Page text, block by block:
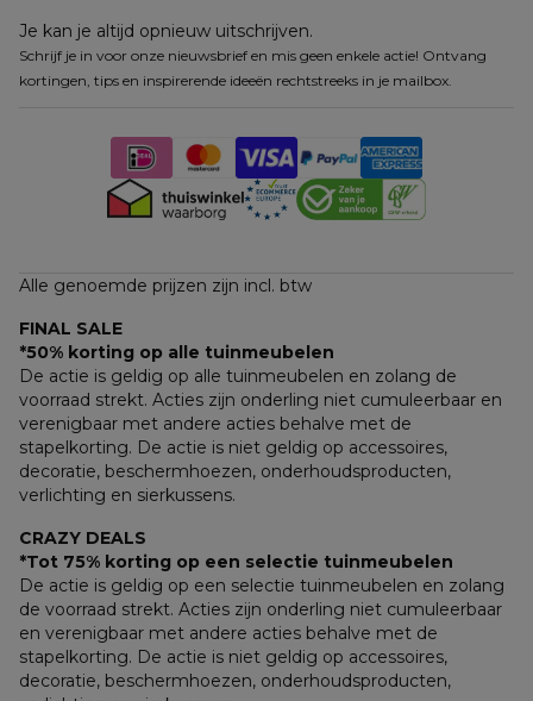
Je kan je altijd opnieuw uitschrijven.
Schrijf je in voor onze nieuwsbrief en mis geen enkele actie! Ontvang
kortingen, tips en inspirerende ideeën rechtstreeks in je mailbox.
Alle genoemde prijzen zijn incl. btw
FINAL SALE
*50% korting op alle tuinmeubelen
De actie is geldig op alle tuinmeubelen en zolang de
voorraad strekt. Acties zijn onderling niet cumuleerbaar en
verenigbaar met andere acties behalve met de
stapelkorting. De actie is niet geldig op accessoires,
decoratie, beschermhoezen, onderhoudsproducten,
verlichting en sierkussens.
CRAZY DEALS
*Tot 75% korting op een selectie tuinmeubelen
De actie is geldig op een selectie tuinmeubelen en zolang
de voorraad strekt. Acties zijn onderling niet cumuleerbaar
en verenigbaar met andere acties behalve met de
stapelkorting. De actie is niet geldig op accessoires,
decoratie, beschermhoezen, onderhoudsproducten,